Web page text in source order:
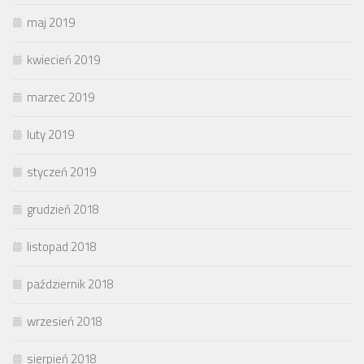
maj 2019
kwiecień 2019
marzec 2019
luty 2019
styczeń 2019
grudzień 2018
listopad 2018
październik 2018
wrzesień 2018
sierpień 2018